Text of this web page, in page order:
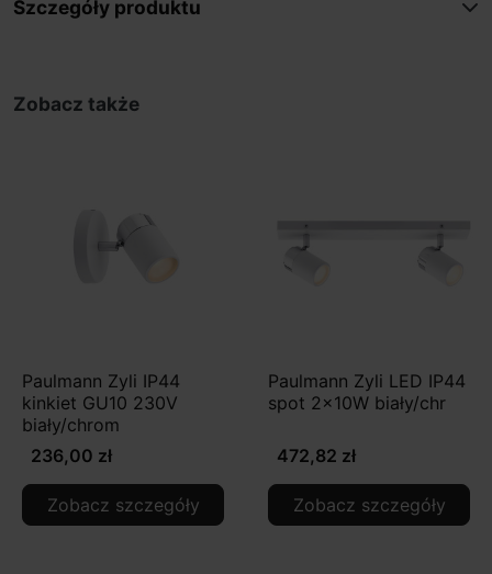
Szczegóły produktu
Zobacz także
Paulmann Zyli IP44
kinkiet GU10 230V
biały/chrom
236,00 zł
Zobacz szczegóły
Paulmann Zyli LED IP44
spot 2x10W biały/chr
472,82 zł
Zobacz szczegóły